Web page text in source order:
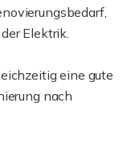
Elektrik.
eine gute
nach